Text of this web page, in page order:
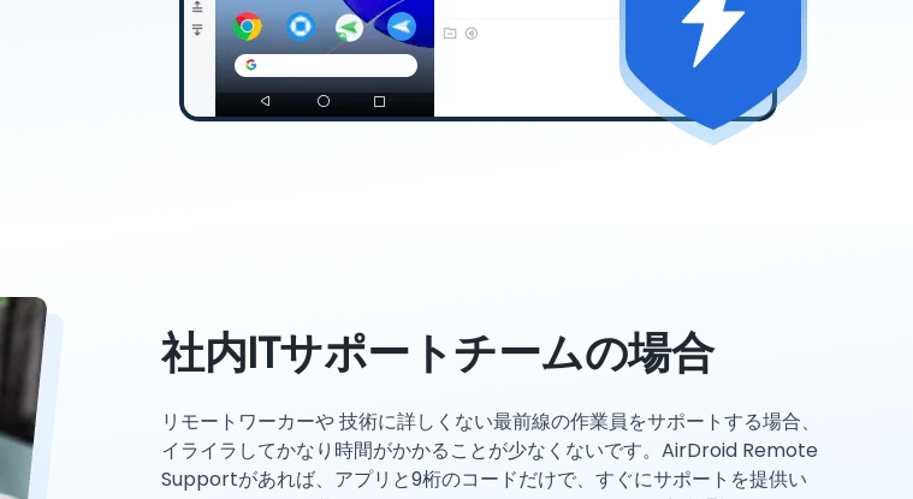
社内ITサポートチームの場合
リモートワーカーや 技術に詳しくない最前線の作業員をサポートする場合、
イライラしてかなり時間がかかることが少なくないです。AirDroid Remote
Supportがあれば、アプリと9桁のコードだけで、すぐにサポートを提供い